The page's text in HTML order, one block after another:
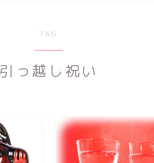
TAG
引っ越し祝い